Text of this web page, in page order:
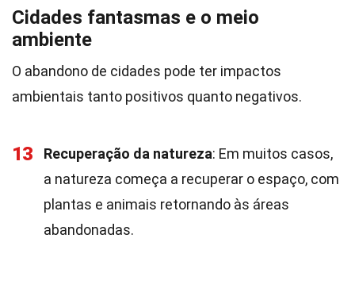
Cidades fantasmas e o meio
ambiente
O abandono de cidades pode ter impactos
ambientais tanto positivos quanto negativos.
13 Recuperação da natureza: Em muitos casos,
a natureza começa a recuperar o espaço, com
plantas e animais retornando às áreas
abandonadas.